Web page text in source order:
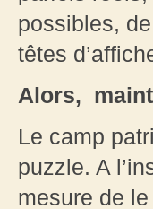
possibles,
têtes
Alors,
Le camp
puzzle. A
mesure de